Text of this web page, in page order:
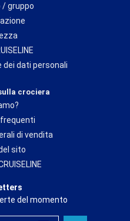
/ gruppo
dei dati personali
crociera
di vendita
sito
del momento